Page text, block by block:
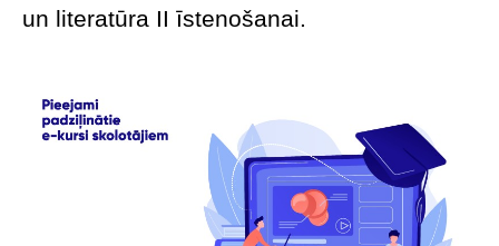
un literatūra II īstenošanai.